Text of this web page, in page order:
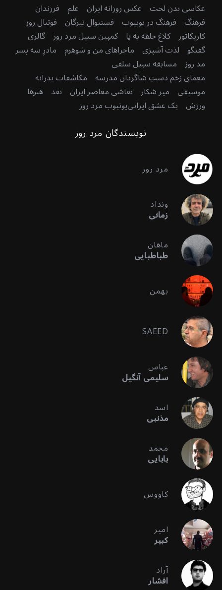
عکاسی بدن لخت عکس روزانه ایران علم فرزندان
فرهنگ فرهنگ در یوتیوب فستیوال تیرگان فوتبال روز
کاریکاتور کلاغ حلقه به پا کمپین سبیل مرد روز گالری
گفتگو لذت آشپزی ماجراهای من و شوهرم مادرِ سه پسر
مد روز مسابقه سبیل سلفی
معمای زخم دستِ شاگردان مدرسه مکاشفات پدرانه
موسیقی میر شکار نقاشی معاصر ایران نقد هنرها
ورزش یک عشق ایرانییوتیوب مرد روز
نویسندگان مرد روز
مرد روز
ونداد
زمانی
ماهان
طباطبایی
بهمن
SAEED
عباس
سلیمی آنگیل
اسد
مذنبی
محمد
بابایی
کاووس
امیر
کبیر
آراد
افشار